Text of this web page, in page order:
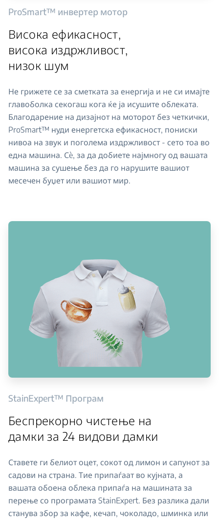
ProSmart™ инвертер мотор
Висока ефикасност,
висока издржливост,
низок шум
Не грижете се за сметката за енергија и не си имајте
главоболка секогаш кога ќе ја исушите облеката.
Благодарение на дизајнот на моторот без четкички,
ProSmart™ нуди енергетска ефикасност, пониски
нивоа на звук и поголема издржливост - сето тоа во
една машина. Сè, за да добиете најмногу од вашата
машина за сушење без да го нарушите вашиот
месечен буџет или вашиот мир.
StainExpert™ Програм
Беспрекорно чистење на
дамки за 24 видови дамки
Ставете ги белиот оцет, сокот од лимон и сапунот за
садови на страна. Тие припаѓаат во кујната, а
вашата обоена облека припаѓа на машината за
перење со програмата StainExpert. Без разлика дали
станува збор за кафе, кечап, чоколадо, шминка или